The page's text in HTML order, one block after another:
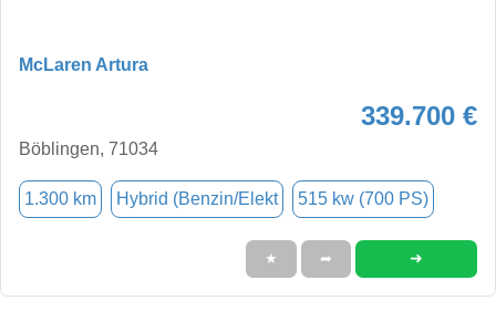
McLaren Artura
339.700 €
Böblingen, 71034
1.300 km Hybrid (Benzin/Elekt 515 kw (700 PS)
★ ➦ ➜